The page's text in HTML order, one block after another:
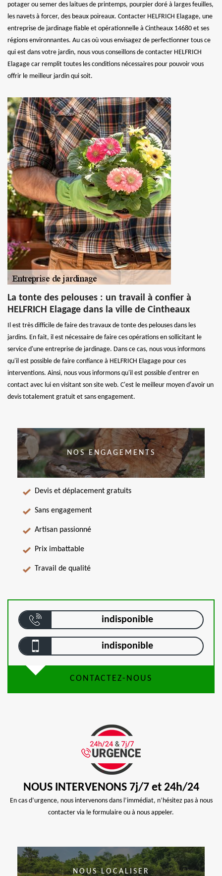
potager ou semer des laitues de printemps, pourpier doré à larges feuilles,
les navets à forcer, des beaux poireaux. Contacter HELFRICH Elagage, une
entreprise de jardinage fiable et opérationnelle à Cintheaux 14680 et ses
régions environnantes. Au cas où vous envisagez de perfectionner tous ce
qui est dans votre jardin, nous vous conseillons de contacter HELFRICH
Elagage car remplit toutes les conditions nécessaires pour pouvoir vous
offrir le meilleur jardin qui soit.
La tonte des pelouses : un travail à confier à
HELFRICH Elagage dans la ville de Cintheaux
Il est très difficile de faire des travaux de tonte des pelouses dans les
jardins. En fait, il est nécessaire de faire ces opérations en sollicitant le
service d'une entreprise de jardinage. Dans ce cas, nous vous informons
qu'il est possible de faire confiance à HELFRICH Elagage pour ces
interventions. Ainsi, nous vous informons qu'il est possible d'entrer en
contact avec lui en visitant son site web. C'est le meilleur moyen d'avoir un
devis totalement gratuit et sans engagement.
NOS ENGAGEMENTS
Devis et déplacement gratuits
Sans engagement
Artisan passionné
Prix imbattable
Travail de qualité
indisponible
indisponible
CONTACTEZ-NOUS
NOUS INTERVENONS 7j/7 et 24h/24
En cas d’urgence, nous intervenons dans l’immédiat, n’hésitez pas à nous
contacter via le formulaire ou à nous appeler.
NOUS LOCALISER